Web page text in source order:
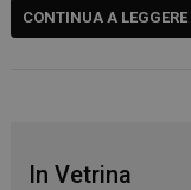
CONTINUA A LEGGERE
In Vetrina